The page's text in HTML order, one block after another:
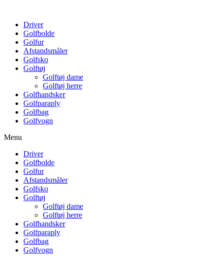
Driver
Golfbolde
Golfur
Afstandsmåler
Golfsko
Golftøj
Golftøj dame
Golftøj herre
Golfhandsker
Golfparaply
Golfbag
Golfvogn
Menu
Driver
Golfbolde
Golfur
Afstandsmåler
Golfsko
Golftøj
Golftøj dame
Golftøj herre
Golfhandsker
Golfparaply
Golfbag
Golfvogn